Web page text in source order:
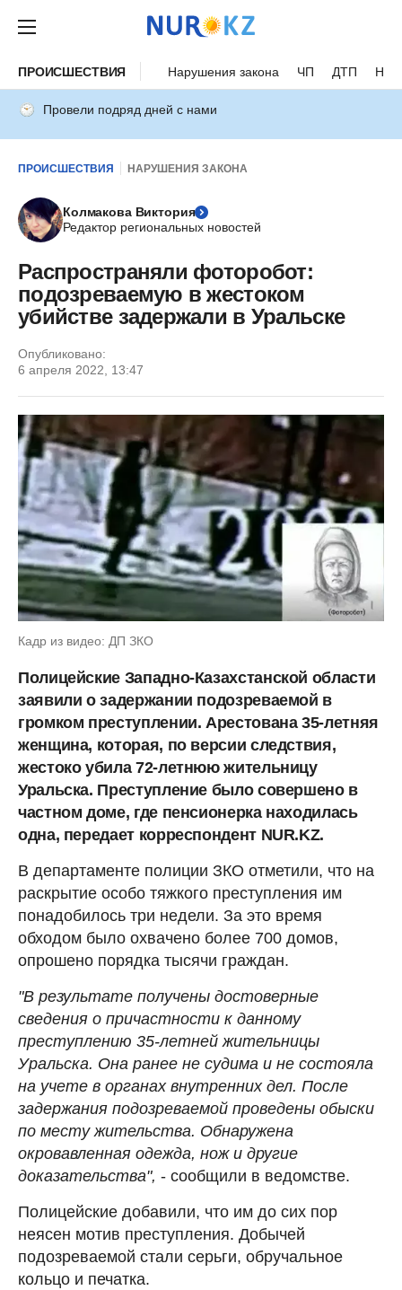
ПРОИСШЕСТВИЯ Нарушения закона ЧП ДТП
Провели подряд дней с нами
ПРОИСШЕСТВИЯ НАРУШЕНИЯ ЗАКОНА
Колмакова Виктория
Редактор региональных новостей
Распространяли фоторобот:
подозреваемую в жестоком
убийстве задержали в Уральске
Опубликовано:
6 апреля 2022, 13:47
Кадр из видео: ДП ЗКО
Полицейские Западно-Казахстанской области
заявили о задержании подозреваемой в
громком преступлении. Арестована 35-летняя
женщина, которая, по версии следствия,
жестоко убила 72-летнюю жительницу
Уральска. Преступление было совершено в
частном доме, где пенсионерка находилась
одна, передает корреспондент NUR.KZ.
В департаменте полиции ЗКО отметили, что на
раскрытие особо тяжкого преступления им
понадобилось три недели. За это время
обходом было охвачено более 700 домов,
опрошено порядка тысячи граждан.
"В результате получены достоверные
сведения о причастности к данному
преступлению 35-летней жительницы
Уральска. Она ранее не судима и не состояла
на учете в органах внутренних дел. После
задержания подозреваемой проведены обыски
по месту жительства. Обнаружена
окровавленная одежда, нож и другие
доказательства", - сообщили в ведомстве.
Полицейские добавили, что им до сих пор
неясен мотив преступления. Добычей
подозреваемой стали серьги, обручальное
кольцо и печатка.